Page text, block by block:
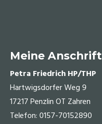
Meine Anschrift
Petra Friedrich HP/THP
Hartwigsdorfer Weg 9
17217 Penzlin OT Zahren
Telefon: 0157-70152890